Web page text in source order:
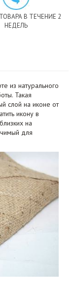
В ТЕЧЕНИЕ 2
НЕДЕЛЬ
из натурального
Такая
слой на иконе от
икону в
на
для